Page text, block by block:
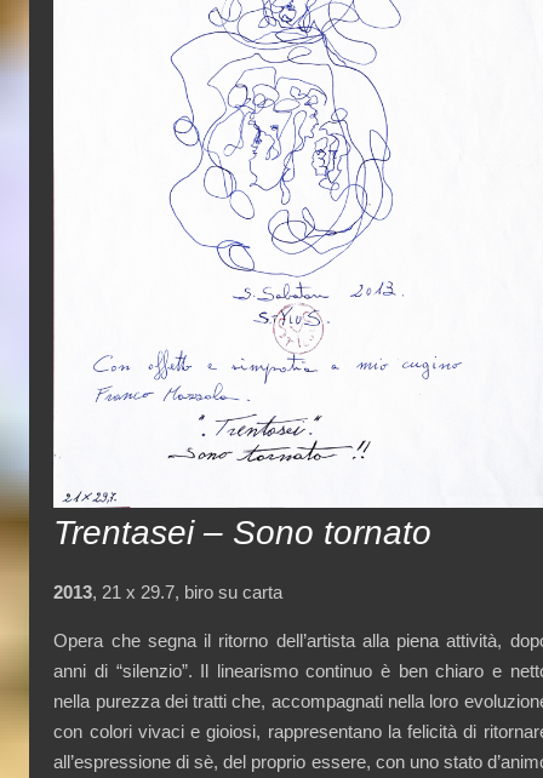
Trentasei – Sono tornato
2013, 21 x 29.7, biro su carta
Opera che segna il ritorno dell’artista alla piena attività,
anni di “silenzio”. Il linearismo continuo è ben chiaro e
nella purezza dei tratti che, accompagnati nella loro
con colori vivaci e gioiosi, rappresentano la felicità di
all’espressione di sè, del proprio essere, con uno stato